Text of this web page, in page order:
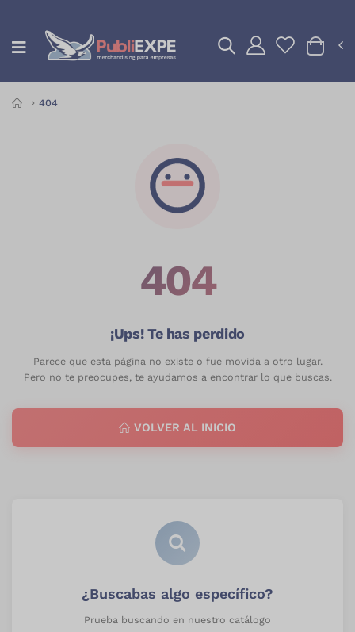
INICIO
404
404
¡Ups! Te has perdido
Parece que esta página no existe o fue movida a otro lugar.
Pero no te preocupes, te ayudamos a encontrar lo que buscas.
VOLVER AL INICIO
¿Buscabas algo específico?
Prueba buscando en nuestro catálogo